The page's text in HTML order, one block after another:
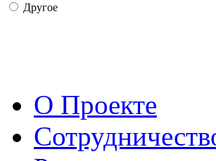
Другое
О Проекте